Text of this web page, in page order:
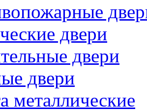
двери
двери
двери
металлические